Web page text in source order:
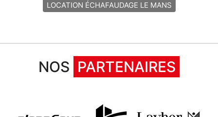
LOCATION ÉCHAFAUDAGE LE MANS
NOS PARTENAIRES